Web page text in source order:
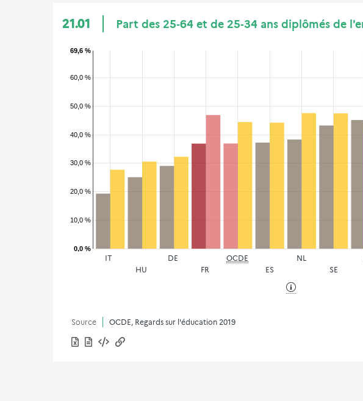
21.01 Part des 25‑64 et de 25‑34 ans diplômés de
10,0 %
20,0 %
30,0 %
40,0 %
50,0 %
60,0 %
0,0 %
69,6 %
IT DE OCDE NL
HU
FR ES SE
Source OCDE, Regards sur l'éducation 2019